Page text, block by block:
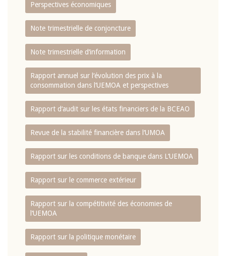
Perspectives économiques
Note trimestrielle de conjoncture
Note trimestrielle d‘information
Rapport annuel sur l‘évolution des prix à la
consommation dans l‘UEMOA et perspectives
Rapport d‘audit sur les états financiers de la BCEAO
Revue de la stabilité financière dans l‘UMOA
Rapport sur les conditions de banque dans L‘UEMOA
Rapport sur le commerce extérieur
Rapport sur la compétitivité des économies de
l‘UEMOA
Rapport sur la politique monétaire